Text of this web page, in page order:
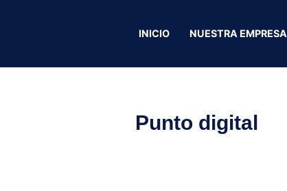
INICIO NUESTRA EMPRESA
Punto digital